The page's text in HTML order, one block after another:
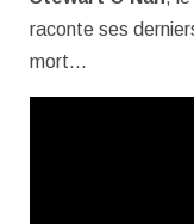
raconte ses
mort…